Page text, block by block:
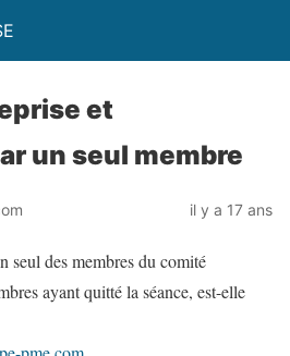
et
un seul membre
il y a 17 ans
seul des membres du comité
ayant quitté la séance, est-elle